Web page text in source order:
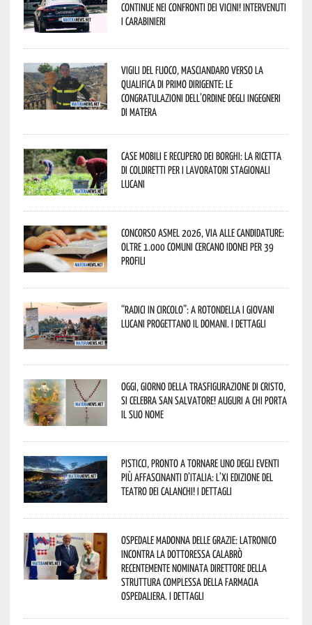
continue nei confronti dei vicini! Intervenuti
i Carabinieri
Vigili del Fuoco, Masciandaro verso la
qualifica di Primo Dirigente: le
congratulazioni dell’Ordine degli Ingegneri
di Matera
Case mobili e recupero dei borghi: la ricetta
di Coldiretti per i lavoratori stagionali
lucani
Concorso Asmel 2026, via alle candidature:
oltre 1.000 Comuni cercano idonei per 39
profili
“Radici in Circolo”: a Rotondella i giovani
lucani progettano il domani. I dettagli
Oggi, giorno della Trasfigurazione di Cristo,
si celebra San Salvatore! Auguri a chi porta
il suo nome
Pisticci, pronto a tornare uno degli eventi
più affascinanti d’Italia: l’XI edizione del
Teatro dei Calanchi! I dettagli
Ospedale Madonna delle Grazie: Latronico
incontra la dottoressa Calabrò
recentemente nominata Direttore della
Struttura Complessa della Farmacia
Ospedaliera. I dettagli